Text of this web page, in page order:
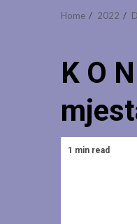
Home 2022
K O
1 min read